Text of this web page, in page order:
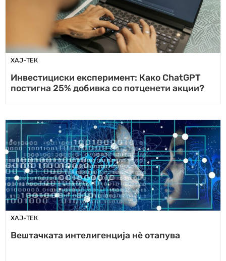
ХАЈ-ТЕК
Инвестициски експеримент: Како ChatGPT
постигна 25% добивка со потценети акции?
ХАЈ-ТЕК
Вештачката интелигенција нè отапува